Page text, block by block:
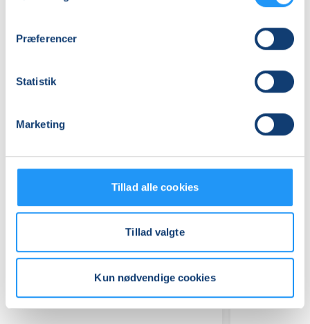
Præferencer
Statistik
Marketing
Tillad alle cookies
Tillad valgte
Kun nødvendige cookies
LOF Midtjylland, Vævervej 10c, 1 sal, 8800
, Viborg
Se på kort
Praktiske oplysninger
Relaterede hold